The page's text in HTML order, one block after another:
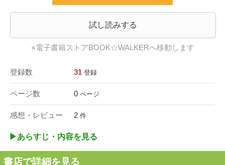
試し読みする
※電子書籍ストアBOOK☆WALKERへ移動します
登録数 31 登録
ページ数 0 ページ
感想・レビュー 2 件
▶︎あらすじ・内容を見る
書店で詳細を見る